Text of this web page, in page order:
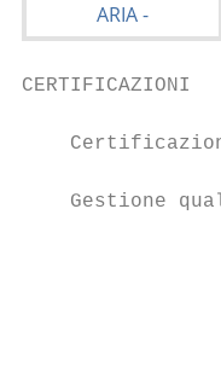
CERTIFICAZIONI
Gestione